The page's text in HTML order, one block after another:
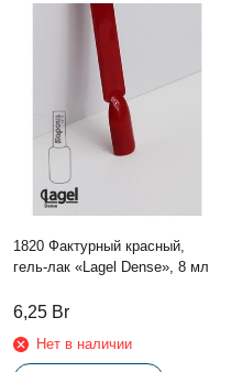
1820 Фактурный красный,
гель-лак «Lagel Dense», 8 мл
6,25 Br
Нет в наличии